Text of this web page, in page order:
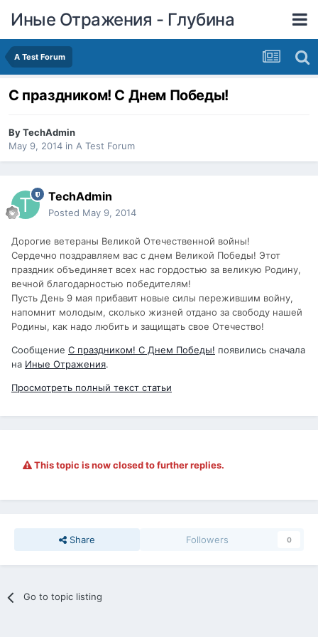
Иные Отражения - Глубина
A Test Forum
С праздником! С Днем Победы!
ByTechAdmin
May 9, 2014 in A Test Forum
TechAdmin
Posted May 9, 2014
Дорогие ветераны Великой Отечественной войны!
Сердечно поздравляем вас с днем Великой Победы! Этот
праздник объединяет всех нас гордостью за великую Родину,
вечной благодарностью победителям!
Пусть День 9 мая прибавит новые силы пережившим войну,
напомнит молодым, сколько жизней отдано за свободу нашей
Родины, как надо любить и защищать свое Отечество!
Сообщение С праздником! С Днем Победы! появились сначала
на Иные Отражения.
Просмотреть полный текст статьи
This topic is now closed to further replies.
Share Followers 0
Go to topic listing